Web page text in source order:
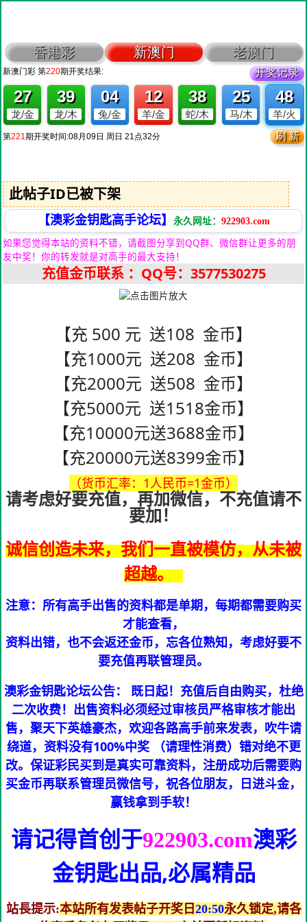
此帖子ID已被下架
【澳彩金钥匙高手论坛】 永久网址： 922903.com
如果您觉得本站的资料不错，请截图分享到QQ群、微信群让更多的朋
友中奖！你的转发就是对高手的最大支持！
充值金币联系 ：QQ号：3577530275
【充 500 元 送108 金币】
【充1000元 送208 金币】
【充2000元 送508 金币】
【充5000元 送1518金币】
【充10000元送3688金币】
【充20000元送8399金币】
（货币汇率：1人民币=1金币）
请考虑好要充值，再加微信，不充值请不
要加！
诚信创造未来，我们一直被模仿，从未被
超越。
注意：所有高手出售的资料都是单期，每期都需要购买
才能查看，
资料出错，也不会返还金币，忘各位熟知，考虑好要不
要充值再联管理员。
澳彩金钥匙论坛公告： 既日起！充值后自由购买，杜绝
二次收费！出售资料必须经过审核员严格审核才能出
售，聚天下英雄豪杰，欢迎各路高手前来发表，吹牛请
绕道，资料没有100%中奖 （请理性消费）错对绝不更
改。保证彩民买到是真实可靠资料，注册成功后需要购
买金币再联系管理员微信号，祝各位朋友，日进斗金，
赢钱拿到手软！
请记得首创于922903.com澳彩
金钥匙出品,必属精品
站長提示:本站所有发表帖子开奖日 20:50永久锁定,请各